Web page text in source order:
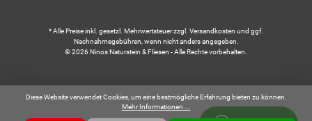
* Alle Preise inkl. gesetzl. Mehrwertsteuer zzgl. Versandkosten und ggf.
Nachnahmegebühren, wenn nicht anders angegeben.
© 2026 Ninos Naturstein & Fliesen - Alle Rechte vorbehalten.
Diese Website verwendet Cookies, um eine bestmögliche Erfahrung bieten zu können.
Mehr Informationen ...